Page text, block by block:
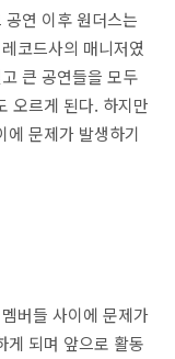
연 이후 원더스는
코드사의 매니저였
큰 공연들을 모두
오르게 된다. 하지만
에 문제가 발생하기
버들 사이에 문제가
게 되며 앞으로 활동